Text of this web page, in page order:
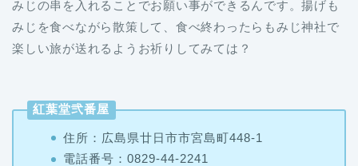
みじを食べながら散策して、食べ終わったらもみじ神社で
楽しい旅が送れるようお祈りしてみては？
住所：広島県廿日市市宮島町448-1
電話番号：0829‐44‐2241